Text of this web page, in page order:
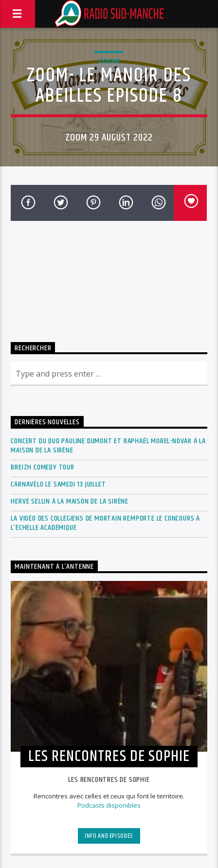
ZOOM
ZOOM- LE MANOIR DES
ABEILLES EPISODE 8
ZOOM 29 AUGUST 2022
RECHERCHER
DERNIÈRES NOUVELLES
CONCERT DU DUO PAULINE DUMONT ET RAPHAËL MOREL-NOVAK À LA
MAISON DE LA SIRÈNE
BREIZH COMEDY TOUR
CARNAVÉLO LE SAMEDI 13 JUILLET
HERVÉ SELLIN À LA MAISON DE LA SIRÈNE
LA VIDÉO DES COLLÉGIENS DE MORTAIN REMPORTE LE CONCOURS À
L’ÉCHELLE ACADÉMIQUE
MAINTENANT À L’ANTENNE
LES RENCONTRES DE SOPHIE
LES RENCONTRES DE SOPHIE
Rencontres avec celles et ceux qui font le territoire.
Podcasts disponibles
INFO AND EPISODES